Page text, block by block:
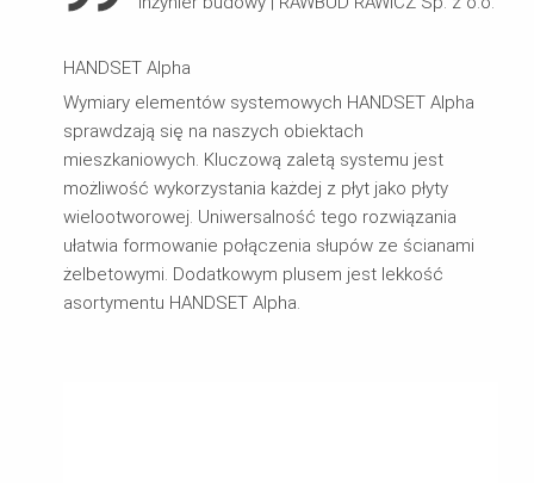
HANDSET Alpha
Wymiary elementów systemowych HANDSET Alpha
sprawdzają się na naszych obiektach
mieszkaniowych. Kluczową zaletą systemu jest
możliwość wykorzystania każdej z płyt jako płyty
wielootworowej. Uniwersalność tego rozwiązania
ułatwia formowanie połączenia słupów ze ścianami
żelbetowymi. Dodatkowym plusem jest lekkość
asortymentu HANDSET Alpha.